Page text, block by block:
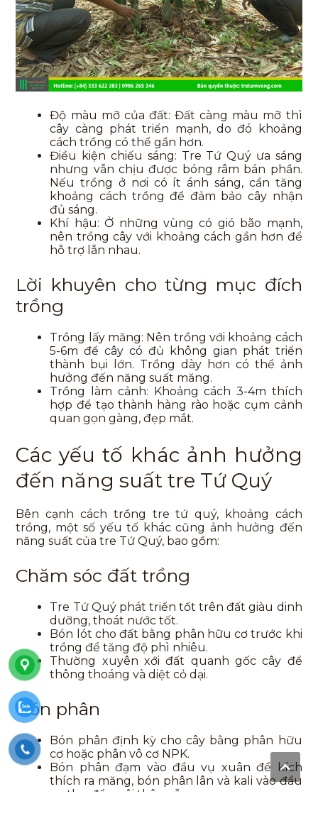
Độ màu mỡ của đất: Đất càng màu mỡ thì
cây càng phát triển mạnh, do đó khoảng
cách trồng có thể gần hơn.
Điều kiện chiếu sáng: Tre Tứ Quý ưa sáng
nhưng vẫn chịu được bóng râm bán phần.
Nếu trồng ở nơi có ít ánh sáng, cần tăng
khoảng cách trồng để đảm bảo cây nhận
đủ sáng.
Khí hậu: Ở những vùng có gió bão mạnh,
nên trồng cây với khoảng cách gần hơn để
hỗ trợ lẫn nhau.
Lời khuyên cho từng mục đích
trồng
Trồng lấy măng: Nên trồng với khoảng cách
5-6m để cây có đủ không gian phát triển
thành bụi lớn. Trồng dày hơn có thể ảnh
hưởng đến năng suất măng.
Trồng làm cảnh: Khoảng cách 3-4m thích
hợp để tạo thành hàng rào hoặc cụm cảnh
quan gọn gàng, đẹp mắt.
Các yếu tố khác ảnh hưởng
đến năng suất tre Tứ Quý
Bên cạnh cách trồng tre tứ quý, khoảng cách
trồng, một số yếu tố khác cũng ảnh hưởng đến
năng suất của tre Tứ Quý, bao gồm:
Chăm sóc đất trồng
Tre Tứ Quý phát triển tốt trên đất giàu dinh
dưỡng, thoát nước tốt.
Bón lót cho đất bằng phân hữu cơ trước khi
trồng để tăng độ phì nhiêu.
Thường xuyên xới đất quanh gốc cây để
thông thoáng và diệt cỏ dại.
Bón phân
Bón phân định kỳ cho cây bằng phân hữu
cơ hoặc phân vô cơ NPK.
Bón phân đạm vào đầu vụ xuân để kích
thích ra măng, bón phân lân và kali vào đầu
vụ thu để nuôi thân, rễ.